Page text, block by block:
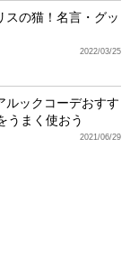
スの猫！名言・グッ
2022/03/25
ルックコーデおすす
うまく使おう
2021/06/29